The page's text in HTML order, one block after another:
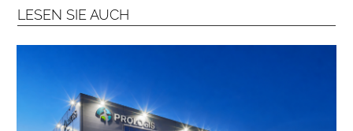
E
H
E
N
LESEN SIE AUCH